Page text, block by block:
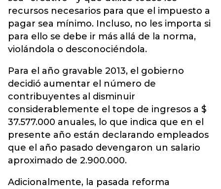
recursos necesarios para que el impuesto a
pagar sea mínimo. Incluso, no les importa si
para ello se debe ir más allá de la norma,
violándola o desconociéndola.
Para el año gravable 2013, el gobierno
decidió aumentar el número de
contribuyentes al disminuir
considerablemente el tope de ingresos a $
37.577.000 anuales, lo que indica que en el
presente año están declarando empleados
que el año pasado devengaron un salario
aproximado de 2.900.000.
Adicionalmente, la pasada reforma